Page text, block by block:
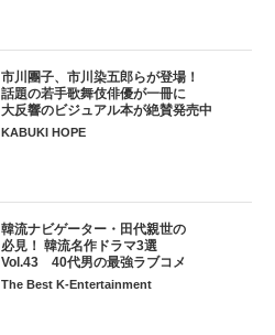
市川團子、市川染五郎らが登場！
話題の若手歌舞伎俳優が一冊に
大反響のビジュアル本が絶賛発売中
KABUKI HOPE
韓流ナビゲーター・田代親世の
必見！ 韓流名作ドラマ3選
Vol.43 40代男の最強ラブコメ
The Best K-Entertainment